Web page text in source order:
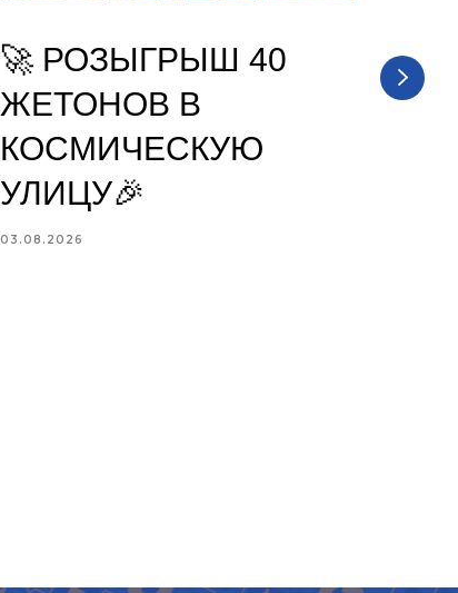
🚀 РОЗЫГРЫШ 40
ЖЕТОНОВ В
КОСМИЧЕСКУЮ
УЛИЦУ🎉
03.08.2026